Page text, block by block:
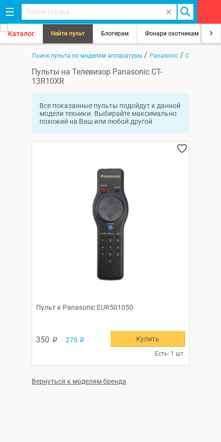
Каталог Найти пульт Блогерам Фонари охотникам
Поиск пульта по моделям аппаратуры / Panasonic / CT-13R10XR
Пульты на Телевизор Panasonic CT-
13R10XR
Все показанные пульты подойдут к данной
модели техники. Выбирайте максимально
похожий на Ваш или любой другой
Пульт к Panasonic EUR501050
350 p 275 p
Есть: 1 шт.
Купить
Вернуться к моделям бренда